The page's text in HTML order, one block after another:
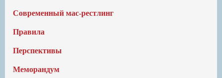
Современный мас-рестлинг
Правила
Перспективы
Меморандум